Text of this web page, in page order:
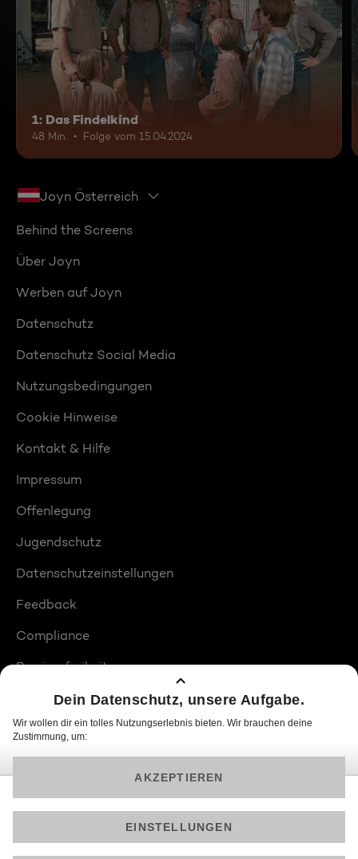
1: Das Findelkind
48 Min. Folge vom 15.04.2024
Joyn Österreich
Behind the Screens
Über Joyn
Werben auf Joyn
Datenschutz
Datenschutz Social Media
Nutzungsbedingungen
Cookie Hinweise
Kontakt & Hilfe
Impressum
Offenlegung
Jugendschutz
Datenschutzeinstellungen
Feedback
Compliance
Barrierefreiheit
Produktplatzierungen